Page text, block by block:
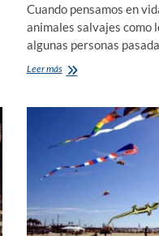
Cuando pensamos en
animales salvajes como
algunas personas
Leer másDía
la
Silvestre